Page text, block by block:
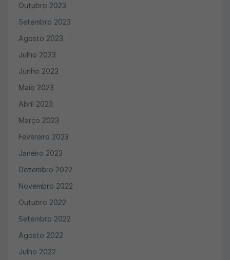
Outubro 2023
Setembro 2023
Agosto 2023
Julho 2023
Junho 2023
Maio 2023
Abril 2023
Março 2023
Fevereiro 2023
Janeiro 2023
Dezembro 2022
Novembro 2022
Outubro 2022
Setembro 2022
Agosto 2022
Julho 2022